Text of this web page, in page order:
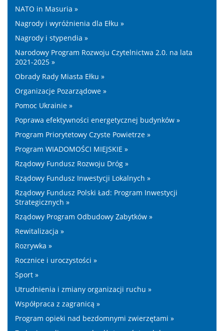
NATO in Masuria »
Nagrody i wyróżnienia dla Ełku »
Nagrody i stypendia »
Narodowy Program Rozwoju Czytelnictwa 2.0. na lata
2021-2025 »
Obrady Rady Miasta Ełku »
Organizacje Pozarządowe »
Pomoc Ukrainie »
Poprawa efektywności energetycznej budynków »
Program Priorytetowy Czyste Powietrze »
Program WIADOMOŚCI MIEJSKIE »
Rządowy Fundusz Rozwoju Dróg »
Rządowy Fundusz Inwestycji Lokalnych »
Rządowy Fundusz Polski Ład: Program Inwestycji
Strategicznych »
Rządowy Program Odbudowy Zabytków »
Rewitalizacja »
Rozrywka »
Rocznice i uroczystości »
Sport »
Utrudnienia i zmiany organizacji ruchu »
Współpraca z zagranicą »
Program opieki nad bezdomnymi zwierzętami »